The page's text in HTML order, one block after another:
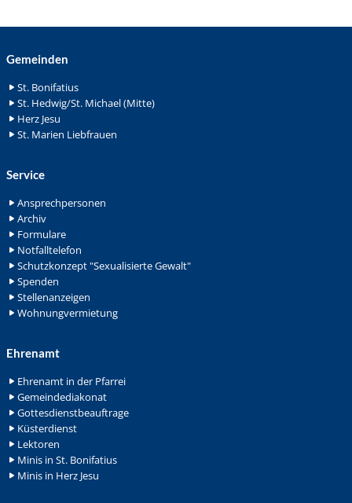
Gemeinden
St. Bonifatius
St. Hedwig/St. Michael (Mitte)
Herz Jesu
St. Marien Liebfrauen
Service
Ansprechpersonen
Archiv
Formulare
Notfalltelefon
Schutzkonzept "Sexualisierte Gewalt"
Spenden
Stellenanzeigen
Wohnungvermietung
Ehrenamt
Ehrenamt in der Pfarrei
Gemeindediakonat
Gottesdienstbeauftrage
Küsterdienst
Lektoren
Minis in St. Bonifatius
Minis in Herz Jesu